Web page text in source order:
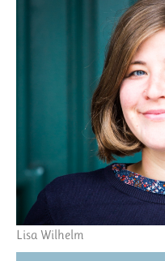
Lisa Wilhelm